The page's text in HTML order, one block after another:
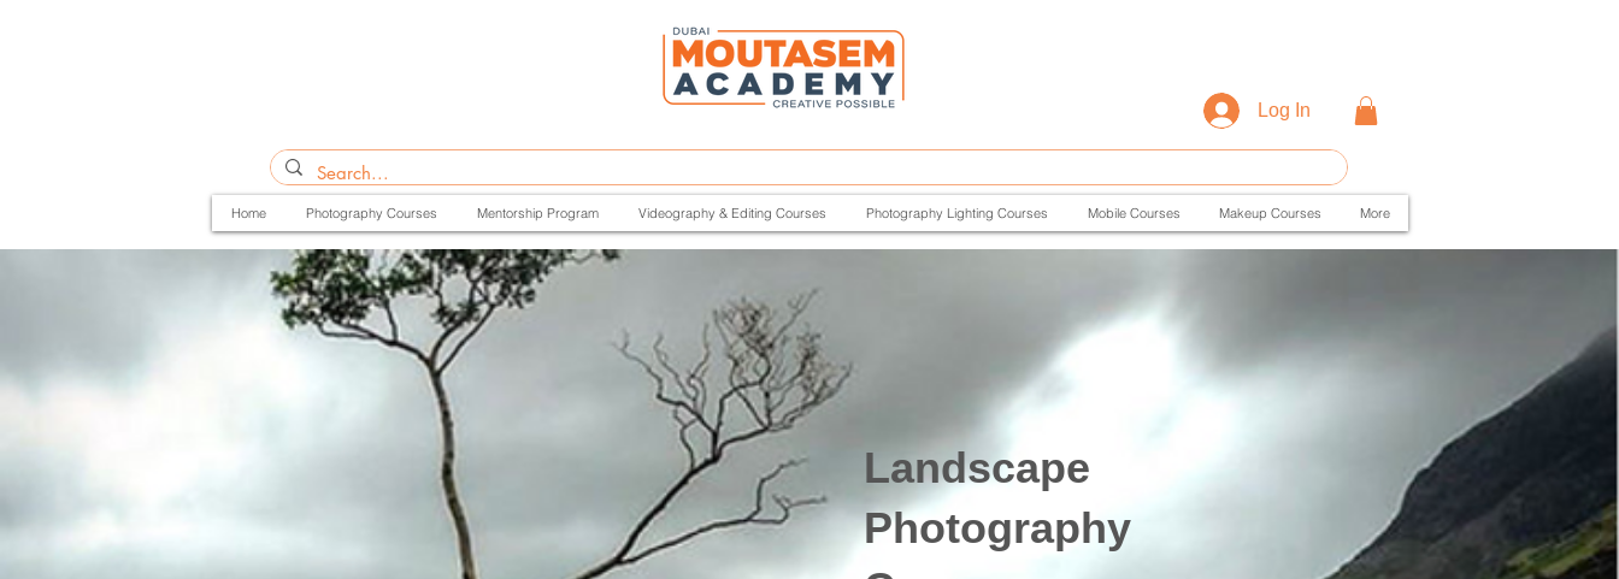
Log In
Home Photography Courses Mentorship Program Videography & Editing Courses Photography Lighting Courses Mobile Courses Makeup Courses More
Landscape
Photography